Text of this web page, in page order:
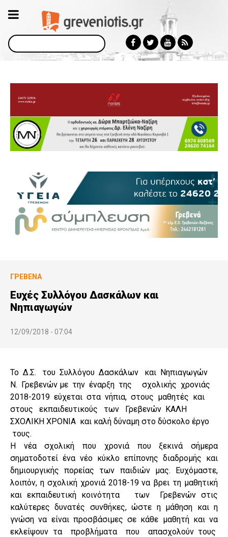
Αναζήτηση
ΓΡΕΒΕΝΆ
Ευχές Συλλόγου Δασκάλων και
Νηπιαγωγών
12/09/2018 - 07:04
Το Δ.Σ. του Συλλόγου Δασκάλων και Νηπιαγωγών
Ν. Γρεβενών με την έναρξη της σχολικής χρονιάς
2018-2019 εύχεται στα νήπια, στους μαθητές και
στους εκπαιδευτικούς των Γρεβενών ΚΑΛΗ
ΣΧΟΛΙΚΗ ΧΡΟΝΙΑ και καλή δύναμη στο δύσκολο έργο
τους.
Η νέα σχολική που χρονιά που ξεκινά σήμερα
σηματοδοτεί ένα νέο κύκλο επίπονης διαδρομής και
δημιουργικής πορείας των παιδιών μας. Ευχόμαστε,
λοιπόν, η σχολική χρονιά 2018-19 να βρει τη μαθητική
και εκπαιδευτική κοινότητα των Γρεβενών στις
καλύτερες δυνατές συνθήκες, ώστε η μάθηση και η
γνώση να είναι προσβάσιμες σε κάθε μαθητή και να
εκλείψουν τα προβλήματα που απασχολούν τους